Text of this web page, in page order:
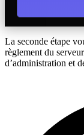
La seconde étape
règlement du
d’administration et